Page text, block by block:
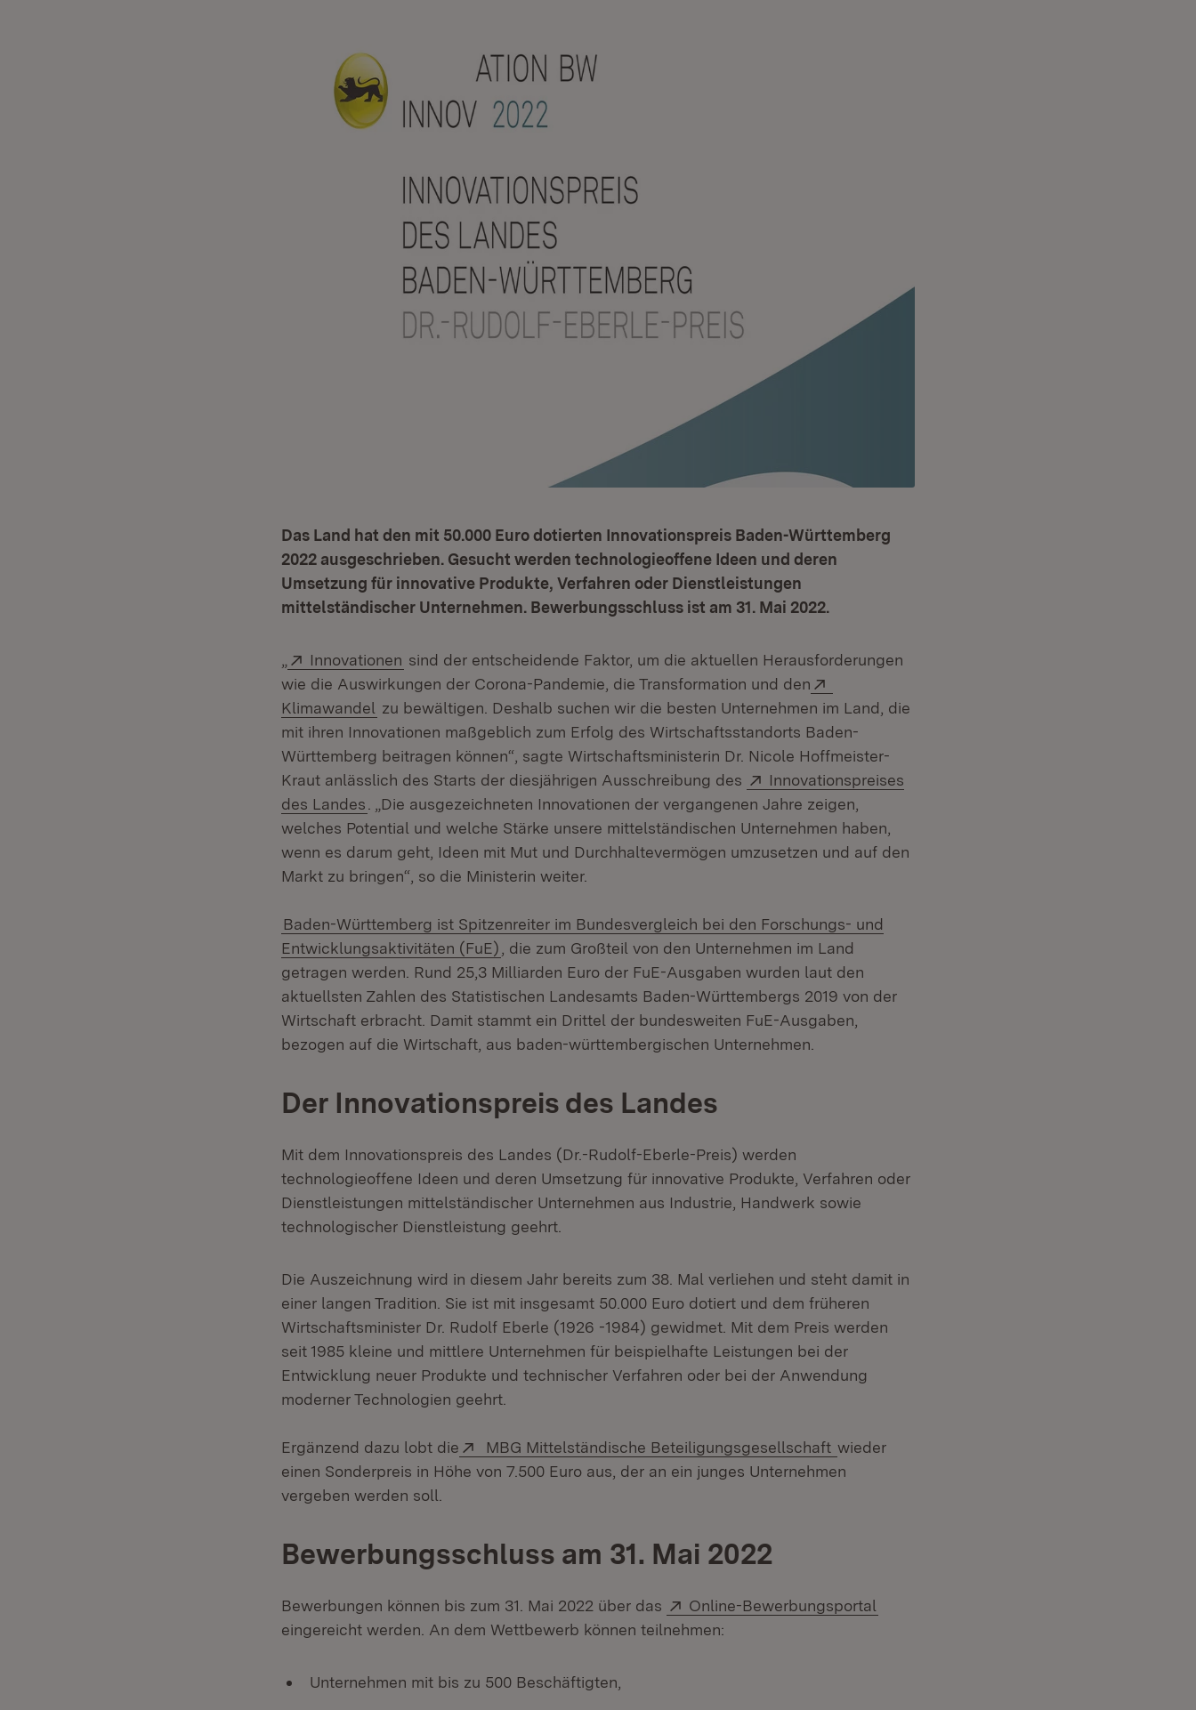
Das Land hat den mit 50.000 Euro dotierten Innovationspreis Baden-Württemberg
2022 ausgeschrieben. Gesucht werden technologieoffene Ideen und deren
Umsetzung für innovative Produkte, Verfahren oder Dienstleistungen
mittelständischer Unternehmen. Bewerbungsschluss ist am 31. Mai 2022.
Extern:
Innovationen (Öffnet in neuem Fenster)
sind der entscheidende Faktor, um die aktuellen Herausforderungen
wie die Auswirkungen der Corona-Pandemie, die Transformation und den
Klimawandel (Öffnet in neuem Fenster)
zu bewältigen. Deshalb suchen wir die besten Unternehmen im Land, die
mit ihren Innovationen maßgeblich zum Erfolg des Wirtschaftsstandorts Baden-
Württemberg beitragen können“, sagte Wirtschaftsministerin Dr. Nicole Hoffmeister-
Kraut anlässlich des Starts der diesjährigen Ausschreibung des
Extern:
Innovationspreises
des Landes (Öffnet in neuem Fenster)
. „Die ausgezeichneten Innovationen der vergangenen Jahre zeigen,
welches Potential und welche Stärke unsere mittelständischen Unternehmen haben,
wenn es darum geht, Ideen mit Mut und Durchhaltevermögen umzusetzen und auf den
Markt zu bringen“, so die Ministerin weiter.
Baden-Württemberg ist Spitzenreiter im Bundesvergleich bei den Forschungs- und
Entwicklungsaktivitäten (FuE)
, die zum Großteil von den Unternehmen im Land
getragen werden. Rund 25,3 Milliarden Euro der FuE-Ausgaben wurden laut den
aktuellsten Zahlen des Statistischen Landesamts Baden-Württembergs 2019 von der
Wirtschaft erbracht. Damit stammt ein Drittel der bundesweiten FuE-Ausgaben,
bezogen auf die Wirtschaft, aus baden-württembergischen Unternehmen.
Der Innovationspreis des Landes
Mit dem Innovationspreis des Landes (Dr.-Rudolf-Eberle-Preis) werden
technologieoffene Ideen und deren Umsetzung für innovative Produkte, Verfahren oder
Dienstleistungen mittelständischer Unternehmen aus Industrie, Handwerk sowie
technologischer Dienstleistung geehrt.
Die Auszeichnung wird in diesem Jahr bereits zum 38. Mal verliehen und steht damit in
einer langen Tradition. Sie ist mit insgesamt 50.000 Euro dotiert und dem früheren
Wirtschaftsminister Dr. Rudolf Eberle (1926 -1984) gewidmet. Mit dem Preis werden
seit 1985 kleine und mittlere Unternehmen für beispielhafte Leistungen bei der
Entwicklung neuer Produkte und technischer Verfahren oder bei der Anwendung
moderner Technologien geehrt.
Ergänzend dazu lobt die Extern:
MBG Mittelständische Beteiligungsgesellschaft (Öffnet in neuem Fenster)
wieder
einen Sonderpreis in Höhe von 7.500 Euro aus, der an ein junges Unternehmen
vergeben werden soll.
Bewerbungsschluss am 31. Mai 2022
Bewerbungen können bis zum 31. Mai 2022 über das Extern:
Online-Bewerbungsportal
eingereicht werden. An dem Wettbewerb können teilnehmen:
Unternehmen mit bis zu 500 Beschäftigten,